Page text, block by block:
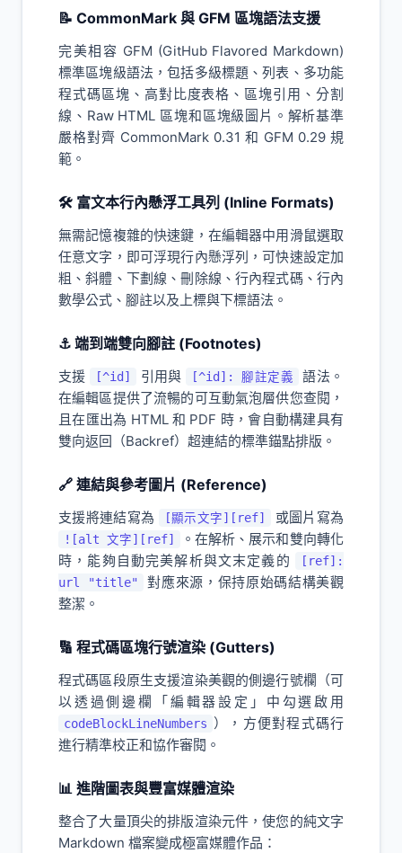
📝 CommonMark 與 GFM 區塊語法支援
完美相容 GFM (GitHub Flavored Markdown)
標準區塊級語法，包括多級標題、列表、多功能
程式碼區塊、高對比度表格、區塊引用、分割
線、Raw HTML 區塊和區塊級圖片。解析基準
嚴格對齊 CommonMark 0.31 和 GFM 0.29 規
範。
🛠️ 富文本行內懸浮工具列 (Inline Formats)
無需記憶複雜的快速鍵，在編輯器中用滑鼠選取
任意文字，即可浮現行內懸浮列，可快速設定加
粗、斜體、下劃線、刪除線、行內程式碼、行內
數學公式、腳註以及上標與下標語法。
⚓ 端到端雙向腳註 (Footnotes)
支援 [^id] 引用與 [^id]: 腳註定義
語法。
在編輯區提供了流暢的可互動氣泡層供您查閱，
且在匯出為 HTML 和 PDF 時，會自動構建具有
雙向返回（Backref）超連結的標準錨點排版。
🔗 連結與參考圖片 (Reference)
支援將連結寫為 [顯示文字][ref] 或圖片寫為
![alt 文字][ref]
。在解析、展示和雙向轉化
時，能夠自動完美解析與文末定義的
[ref]:
url "title"
對應來源，保持原始碼結構美觀
整潔。
🔢 程式碼區塊行號渲染 (Gutters)
程式碼區段原生支援渲染美觀的側邊行號欄（可
以透過側邊欄「編輯器設定」中勾選啟用
codeBlockLineNumbers ），方便對程式碼行
進行精準校正和協作審閱。
📊 進階圖表與豐富媒體渲染
整合了大量頂尖的排版渲染元件，使您的純文字
Markdown 檔案變成極富媒體作品：